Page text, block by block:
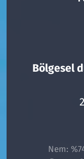
Bölgesel
Nem: